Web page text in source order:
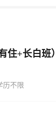
住+长白班）
历不限